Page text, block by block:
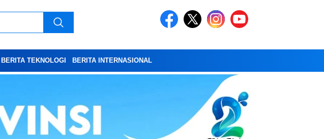
BERITA TEKNOLOGI BERITA INTERNASIONAL